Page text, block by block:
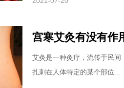
宫寒艾灸有没有作
艾灸是一种灸疗，流传于民
扎刺在人体特定的某个部位...